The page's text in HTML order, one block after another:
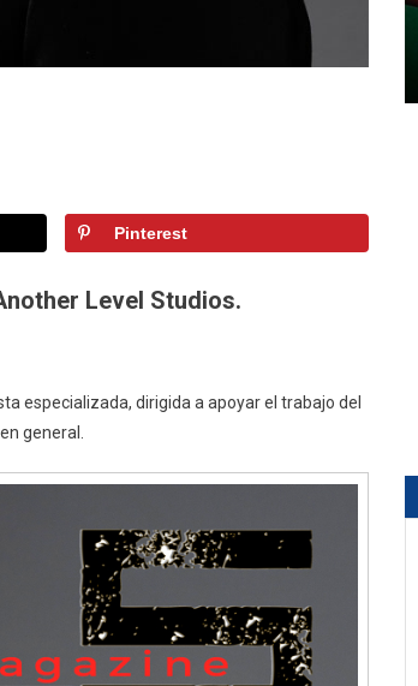
Pinterest
Level Studios.
especializada, dirigida a apoyar el trabajo del
general.